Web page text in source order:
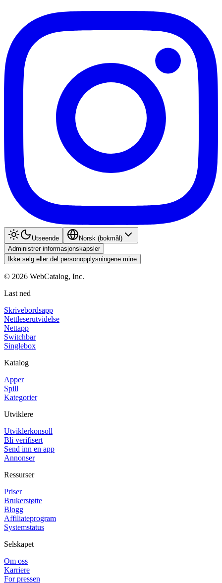
Utseende
Norsk (bokmål)
Administrer informasjonskapsler
Ikke selg eller del personopplysningene mine
© 2026 WebCatalog, Inc.
Last ned
Skrivebordsapp
Nettleserutvidelse
Nettapp
Switchbar
Singlebox
Katalog
Apper
Spill
Kategorier
Utviklere
Utviklerkonsoll
Bli verifisert
Send inn en app
Annonser
Ressurser
Priser
Brukerstøtte
Blogg
Affiliateprogram
Systemstatus
Selskapet
Om oss
Karriere
For pressen